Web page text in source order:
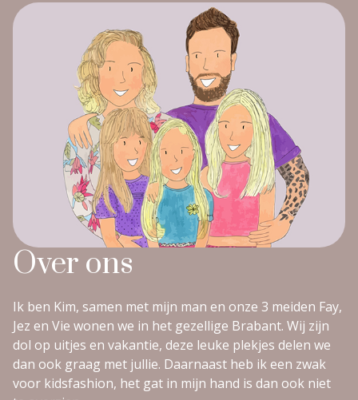
Over ons
Ik ben Kim, samen met mijn man en onze 3 meiden Fay,
Jez en Vie wonen we in het gezellige Brabant. Wij zijn
dol op uitjes en vakantie, deze leuke plekjes delen we
dan ook graag met jullie. Daarnaast heb ik een zwak
voor kidsfashion, het gat in mijn hand is dan ook niet